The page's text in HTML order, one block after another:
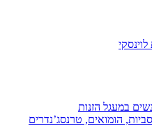
במעגל הזנות
הומואים, טרנסג’נדרים